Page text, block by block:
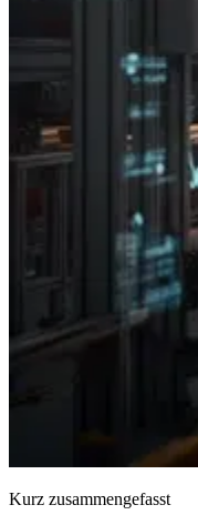
Kurz zusammengefasst